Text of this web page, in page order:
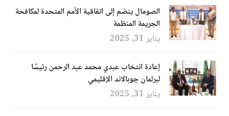
الصومال ينضم إلى اتفاقية الأمم المتحدة لمكافحة
الجريمة المنظمة
يناير 31, 2025
إعادة انتخاب عبدي محمد عبد الرحمن رئيسًا
لبرلمان جوبالاند الإقليمي
يناير 31, 2025